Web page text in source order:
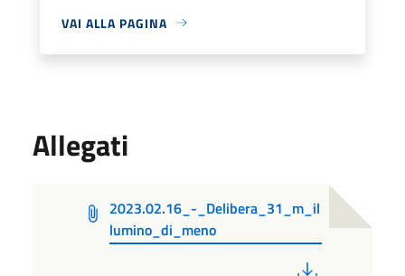
VAI ALLA PAGINA
Allegati
2023.02.16_-_Delibera_31_m_il
lumino_di_meno